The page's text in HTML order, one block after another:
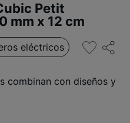
Petit
mm x 12 cm
eléctricos
combinan con diseños y